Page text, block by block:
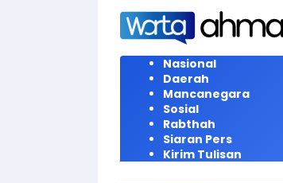
Langsung
konten
Nasional
Daerah
Mancanegara
Sosial
Rabthah
Siaran Pers
Kirim Tulisan